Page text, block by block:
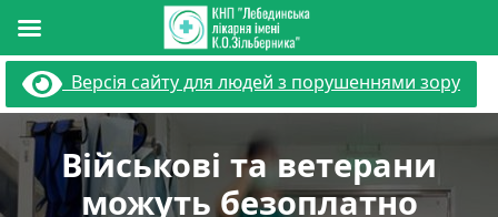
Перейти
вмісту
Версія сайту для людей з порушеннями зору
Військові та ветерани
можуть безоплатно